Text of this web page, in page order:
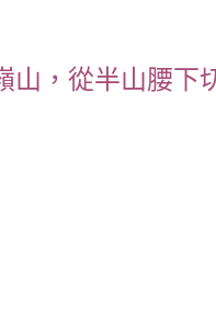
，從半山腰